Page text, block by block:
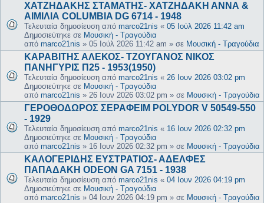
ΧΑΤΖΗΔΑΚΗΣ ΣΤΑΜΑΤΗΣ- ΧΑΤΖΗΔΑΚΗ ΑΝΝΑ &
ΑΙΜΙΛΙΑ COLUMBIA DG 6714 - 1948
Τελευταία δημοσίευση από marco21nis « 05 Ιούλ 2026 11:42 am
Δημοσιεύτηκε σε Μουσική - Τραγούδια
από marco21nis » 05 Ιούλ 2026 11:42 am » σε Μουσική - Τραγούδια
ΚΑΡΑΒΙΤΗΣ ΑΛΕΚΟΣ- ΤΖΟΥΓΑΝΟΣ ΝΙΚΟΣ
ΠΑΝΗΓΥΡΙΣ Π25 - 1953(1950)
Τελευταία δημοσίευση από marco21nis « 26 Ιουν 2026 03:02 pm
Δημοσιεύτηκε σε Μουσική - Τραγούδια
από marco21nis » 26 Ιουν 2026 03:02 pm » σε Μουσική - Τραγούδια
ΓΕΡΟΘΟΔΩΡΟΣ ΣΕΡΑΦΕΙΜ POLYDOR V 50549-550
- 1929
Τελευταία δημοσίευση από marco21nis « 16 Ιουν 2026 02:32 pm
Δημοσιεύτηκε σε Μουσική - Τραγούδια
από marco21nis » 16 Ιουν 2026 02:32 pm » σε Μουσική - Τραγούδια
ΚΑΛΟΓΕΡΙΔΗΣ ΕΥΣΤΡΑΤΙΟΣ- ΑΔΕΛΦΕΣ
ΠΑΠΑΔΑΚΗ ODEON GA 7151 - 1938
Τελευταία δημοσίευση από marco21nis « 04 Ιουν 2026 04:19 pm
Δημοσιεύτηκε σε Μουσική - Τραγούδια
από marco21nis » 04 Ιουν 2026 04:19 pm » σε Μουσική - Τραγούδια